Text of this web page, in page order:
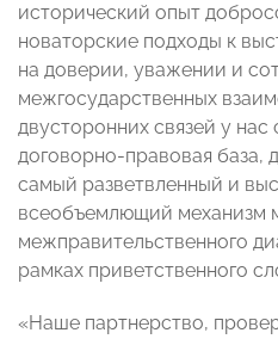
исторический опыт
новаторские подходы к
на доверии, уважении и
межгосударственных
двусторонних связей у
договорно-правовая база,
самый разветвленный и
всеобъемлющий механизм
межправительственного
рамках приветственного
«Наше партнерство,